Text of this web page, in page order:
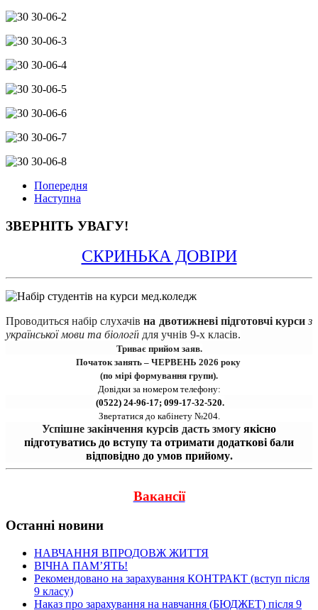
Попередня
Наступна
ЗВЕРНІТЬ УВАГУ!
СКРИНЬКА ДОВІРИ
Проводиться набір слухачів на двотижневі підготовчі курси з
української мови та біології для учнів 9-х класів.
Триває прийом заяв.
Початок занять – ЧЕРВЕНЬ 2026 року
(по мірі формування групи).
Довідки за номером телефону:
(0522) 24-96-17; 099-17-32-520.
Звертатися до кабінету №204.
Успішне закінчення курсів дасть змогу якісно
підготуватись до вступу та отримати додаткові бали
відповідно до умов прийому.
Вакансії
Останні новини
НАВЧАННЯ ВПРОДОВЖ ЖИТТЯ
ВІЧНА ПАМʼЯТЬ!
Рекомендовано на зарахування КОНТРАКТ (вступ після
9 класу)
Наказ про зарахування на навчання (БЮДЖЕТ) після 9